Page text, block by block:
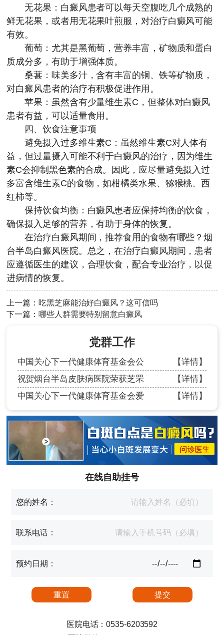
无花果：白癜风患者可以每天空腹吃几个成熟的
鲜无花果，或者用无花果叶煎服，对治疗白癜风可能
有效。
葡萄：尤其是黑葡萄，营养丰富，矿物质和蛋白
质成分多，有助于增强体质。
桑葚：味美多汁，含有丰富的铜、铁等矿物质，
对白癜风患者的治疗有积极促进作用。
苹果：虽然含有少量维生素C，但整体对白癜风
患者有益，可以适量食用。
四、饮食注意事项
避免摄入过多维生素C：虽然维生素C对人体有
益，但过量摄入可能不利于白癜风的治疗，因为维生
素C会抑制黑色素的合成。因此，应尽量避免摄入过
多富含维生素C的食物，如柑橘类水果、猕猴桃、西
红柿等。
保持饮食均衡：白癜风患者应保持均衡的饮食，
确保摄入足够的营养，有助于身体的恢复。
在治疗白癜风期间，推荐食用的食物有哪些？烟
台半岛白癜风医院。总之，在治疗白癜风期间，患者
应遵循医生的建议，合理饮食，配合专业治疗，以促
进病情的恢复。
上一篇： 吃黑芝麻能治好白癜风？这可信吗
下一篇： 哪些人群需要特别留意白癜风
党群工作
中国关心下一代健康体育基金会公
【详情】
祝贺烟台半岛皮肤病医院荣获芝罘
【详情】
中国关心下一代健康体育基金会爱
【详情】
在线自助挂号
您的姓名：
联系电话：
预约日期：
医院电话：0535-6203592